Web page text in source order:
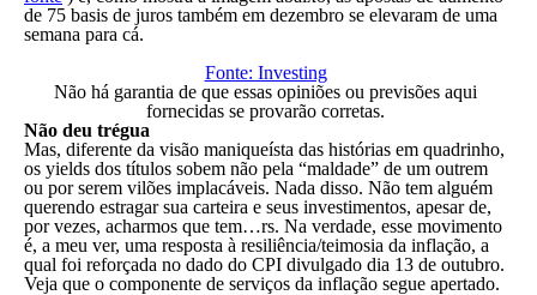
de 75 basis de juros também em dezembro se elevaram de uma
semana para cá.
Fonte: Investing
Não há garantia de que essas opiniões ou previsões aqui
fornecidas se provarão corretas.
Não deu trégua
Mas, diferente da visão maniqueísta das histórias em quadrinho,
os yields dos títulos sobem não pela “maldade” de um outrem
ou por serem vilões implacáveis. Nada disso. Não tem alguém
querendo estragar sua carteira e seus investimentos, apesar de,
por vezes, acharmos que tem…rs. Na verdade, esse movimento
é, a meu ver, uma resposta à resiliência/teimosia da inflação, a
qual foi reforçada no dado do CPI divulgado dia 13 de outubro.
Veja que o componente de serviços da inflação segue apertado.